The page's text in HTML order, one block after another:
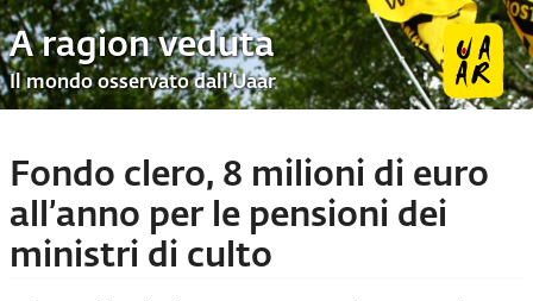
A ragion veduta
Il mondo osservato dall’Uaar
Fondo clero, 8 milioni di euro
all’anno per le pensioni dei
ministri di culto